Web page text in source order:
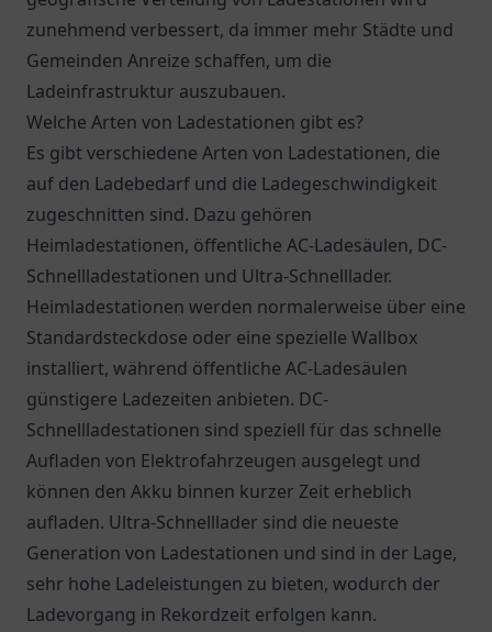
zunehmend verbessert, da immer mehr Städte und
Gemeinden Anreize schaffen, um die
Ladeinfrastruktur auszubauen.
Welche Arten von Ladestationen gibt es?
Es gibt verschiedene Arten von Ladestationen, die
auf den Ladebedarf und die Ladegeschwindigkeit
zugeschnitten sind. Dazu gehören
Heimladestationen, öffentliche AC-Ladesäulen, DC-
Schnellladestationen und Ultra-Schnelllader.
Heimladestationen werden normalerweise über eine
Standardsteckdose oder eine spezielle Wallbox
installiert, während öffentliche AC-Ladesäulen
günstigere Ladezeiten anbieten. DC-
Schnellladestationen sind speziell für das schnelle
Aufladen von Elektrofahrzeugen ausgelegt und
können den Akku binnen kurzer Zeit erheblich
aufladen. Ultra-Schnelllader sind die neueste
Generation von Ladestationen und sind in der Lage,
sehr hohe Ladeleistungen zu bieten, wodurch der
Ladevorgang in Rekordzeit erfolgen kann.